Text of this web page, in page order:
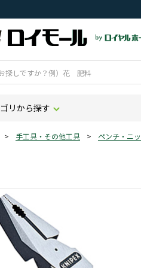
リから探す
> 手工具・その他工具 > ペンチ・ニ